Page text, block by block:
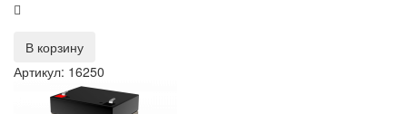
В корзину
Артикул: 16250